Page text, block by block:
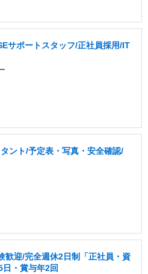
サポートスタッフ/正社員採用/IT
ント/予定表・写真・安全確認/
歓迎/完全週休2日制「正社員・資
・賞与年2回